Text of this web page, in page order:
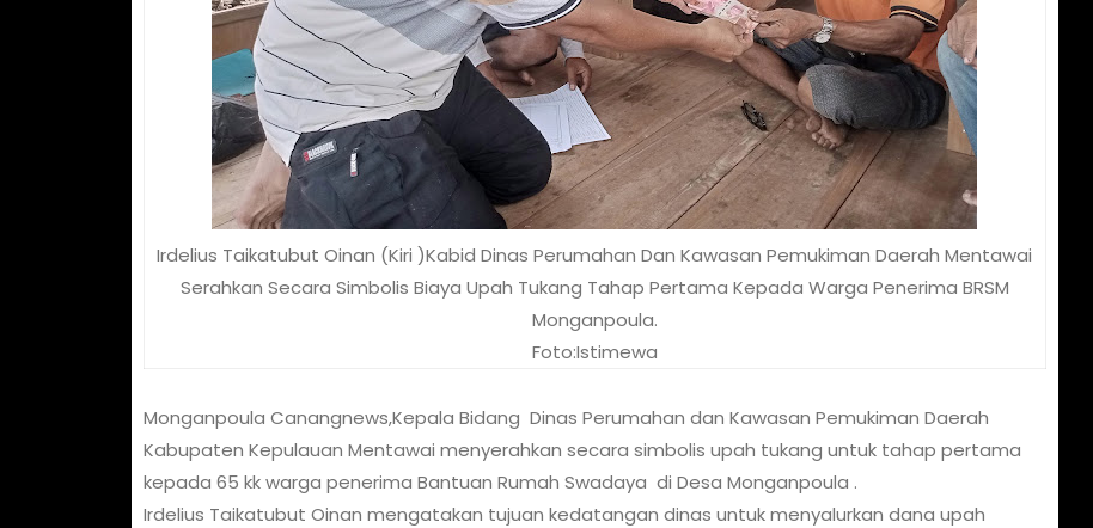
Irdelius Taikatubut Oinan (Kiri )Kabid Dinas Perumahan Dan Kawasan Pemukiman Daerah Mentawai
Serahkan Secara Simbolis Biaya Upah Tukang Tahap Pertama Kepada Warga Penerima BRSM
Monganpoula.
Foto:Istimewa
Monganpoula Canangnews,Kepala Bidang Dinas Perumahan dan Kawasan Pemukiman Daerah
Kabupaten Kepulauan Mentawai menyerahkan secara simbolis upah tukang untuk tahap pertama
kepada 65 kk warga penerima Bantuan Rumah Swadaya di Desa Monganpoula .
Irdelius Taikatubut Oinan mengatakan tujuan kedatangan dinas untuk menyalurkan dana upah